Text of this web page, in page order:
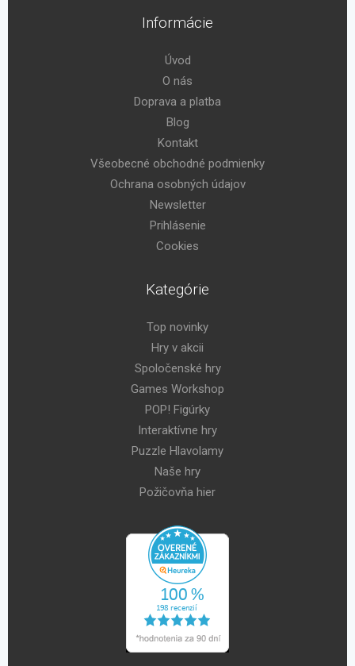
Informácie
Úvod
O nás
Doprava a platba
Blog
Kontakt
Všeobecné obchodné podmienky
Ochrana osobných údajov
Newsletter
Prihlásenie
Cookies
Kategórie
Top novinky
Hry v akcii
Spoločenské hry
Games Workshop
POP! Figúrky
Interaktívne hry
Puzzle Hlavolamy
Naše hry
Požičovňa hier